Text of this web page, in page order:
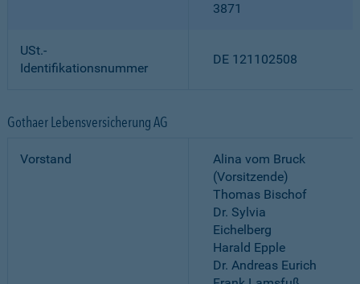
3871
USt.-
Identifikationsnummer
DE 121102508
Gothaer Lebensversicherung AG
Vorstand
Alina vom Bruck
(Vorsitzende)
Thomas Bischof
Dr. Sylvia
Eichelberg
Harald Epple
Dr. Andreas Eurich